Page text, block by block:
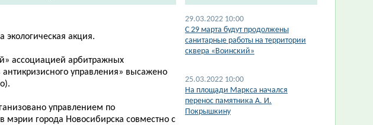
экологическая акция.
ассоциацией арбитражных
управления» высажено
управлением по
мэрии города Новосибирска совместно с
29.03.2022 10:00
С 29 марта будут продолжены
санитарные работы на территории
сквера «Воинский»
25.03.2022 10:00
На площади Маркса начался
перенос памятника А. И.
Покрышкину